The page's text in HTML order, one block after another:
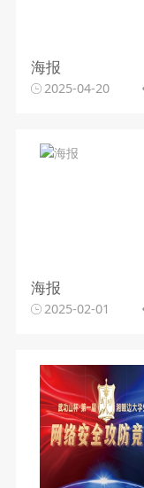
海报
2025-04-20
海报
2025-02-01